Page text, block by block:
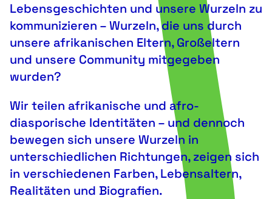
Lebensgeschichten und unsere Wurzeln zu
kommunizieren – Wurzeln, die uns durch
unsere afrikanischen Eltern, Großeltern
und unsere Community mitgegeben
wurden?
Wir teilen afrikanische und afro-
diasporische Identitäten – und dennoch
bewegen sich unsere Wurzeln in
unterschiedlichen Richtungen, zeigen sich
in verschiedenen Farben, Lebensaltern,
Realitäten und Biografien.